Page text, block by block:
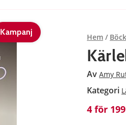
Kampanj
Hem
Av Amy
Kategori
4 för